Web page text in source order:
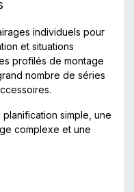
individuels pour
et situations
profilés de montage
nombre de séries
simple, une
complexe et une